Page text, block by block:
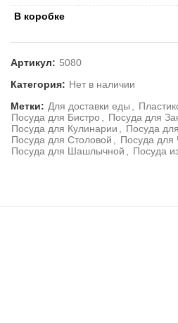
В коробке
Артикул: 5080
Категория: Нет в наличии
Метки: Для доставки еды
Посуда для Бистро
Посуда для
Посуда для Кулинарии
Посуда
Посуда для Столовой
Посуда для
Посуда для Шашлычной
Посуда